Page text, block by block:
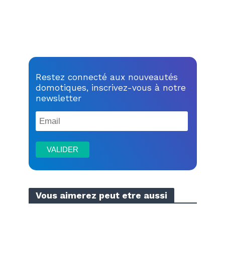
Restez connecté aux nouveautés
domotiques, inscrivez-vous à notre
newsletter
Vous aimerez peut etre aussi